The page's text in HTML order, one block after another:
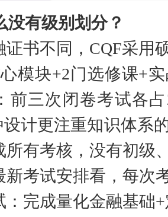
没有级别划分？
证书不同，CQF采用
模块+2门选修课+
前三次闭卷考试各
设计更注重知识体系
所有考核，没有初级
新考试安排看，每次
：完成量化金融基础